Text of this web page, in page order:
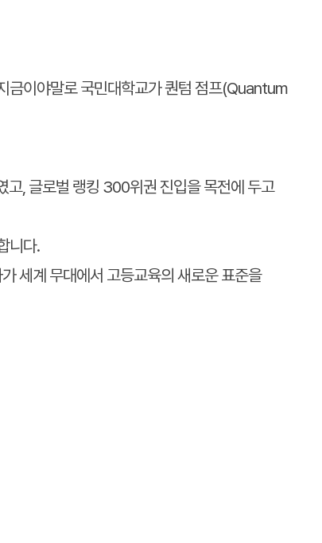
금이야말로 국민대학교가 퀀텀 점프(Quantum
고, 글로벌 랭킹 300위권 진입을 목전에 두고
니다.
세계 무대에서 고등교육의 새로운 표준을